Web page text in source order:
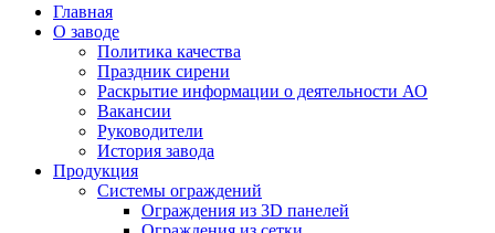
Главная
О заводе
Политика качества
Праздник сирени
Раскрытие информации о деятельности АО
Вакансии
Руководители
История завода
Продукция
Системы ограждений
Ограждения из 3D панелей